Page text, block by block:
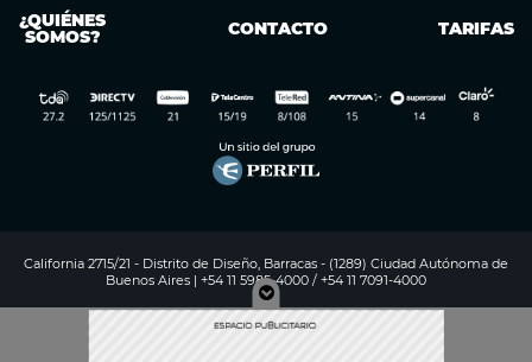
¿QUIÉNES
SOMOS? CONTACTO TARIFAS
California 2715/21 - Distrito de Diseño, Barracas - (1289) Ciudad Autónoma de
Buenos Aires | +54 11 5985-4000 / +54 11 7091-4000
Digitalproserver